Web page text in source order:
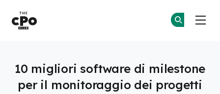
10 migliori software di milestone
per il monitoraggio dei progetti